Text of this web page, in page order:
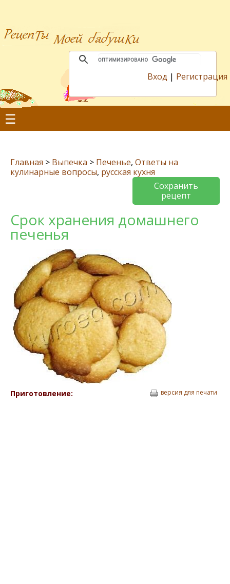
Вход | Регистрация
☰
Главная > Выпечка > Печенье, Ответы на
кулинарные вопросы, русская кухня
Сохранить
рецепт
Срок хранения домашнего
печенья
Приготовление: версия для печати